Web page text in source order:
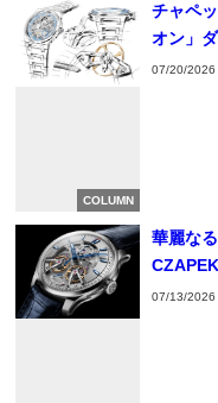
COLUMN
チャペ
オン」
07/20/2026
華麗な
07/13/2026